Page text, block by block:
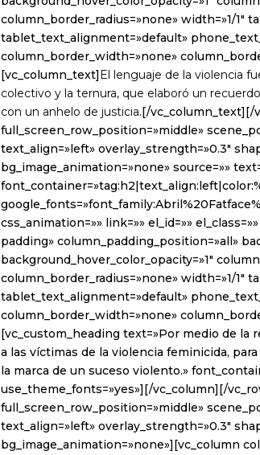
column_border_radius=»none» width=»1/1″
tablet_text_alignment=»default»
column_border_width=»none»
[vc_column_text]El lenguaje de la violencia
colectivo y la ternura, que elaboró un
con un anhelo de justicia.[/vc_column_text][/
full_screen_row_position=»middle»
text_align=»left» overlay_strength=»0.3″
bg_image_animation=»none» source=»»
css_animation=»» link=»» el_id=»»
padding» column_padding_position=»all»
background_hover_color_opacity=»1″
column_border_radius=»none» width=»1/1″
tablet_text_alignment=»default»
column_border_width=»none»
[vc_custom_heading text=»Por medio de
a las víctimas de la violencia feminicida,
la marca de un suceso violento.»
use_theme_fonts=»yes»][/vc_column][/
full_screen_row_position=»middle»
text_align=»left» overlay_strength=»0.3″
bg_image_animation=»none»][vc_column